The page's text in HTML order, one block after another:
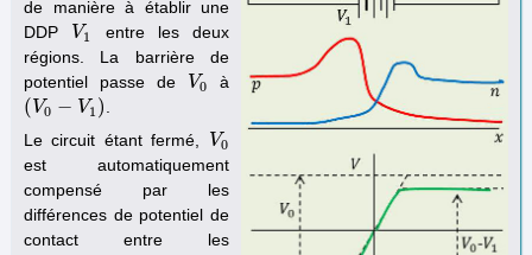
de manière à établir une
DDP
V1
V1
entre les deux
régions. La barrière de
potentiel passe de
V0
V0 à
( V0 − V1 )
( V0−V1 )
Le circuit étant fermé,
V0
V0
est automatiquement
compensé par les
différences de potentiel de
contact entre les